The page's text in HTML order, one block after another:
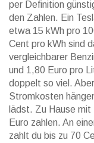
per Definition
den Zahlen. Ein
etwa 15 kWh pro
Cent pro kWh sind
vergleichbarer
und 1,80 Euro pro
doppelt so viel.
Stromkosten
lädst. Zu Hause mit
Euro zahlen. An
zahlt du bis zu 70